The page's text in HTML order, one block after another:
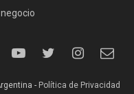
- Política de Privacidad